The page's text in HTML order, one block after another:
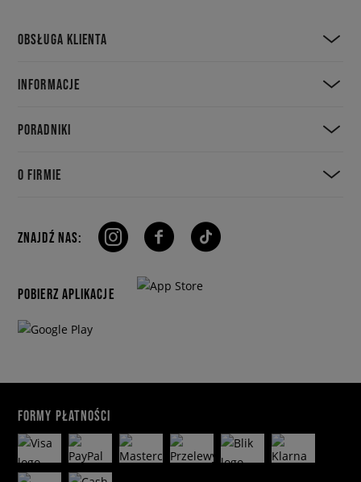
OBSŁUGA KLIENTA
INFORMACJE
PORADNIKI
O FIRMIE
ZNAJDŹ NAS:
POBIERZ APLIKACJE
FORMY PŁATNOŚCI